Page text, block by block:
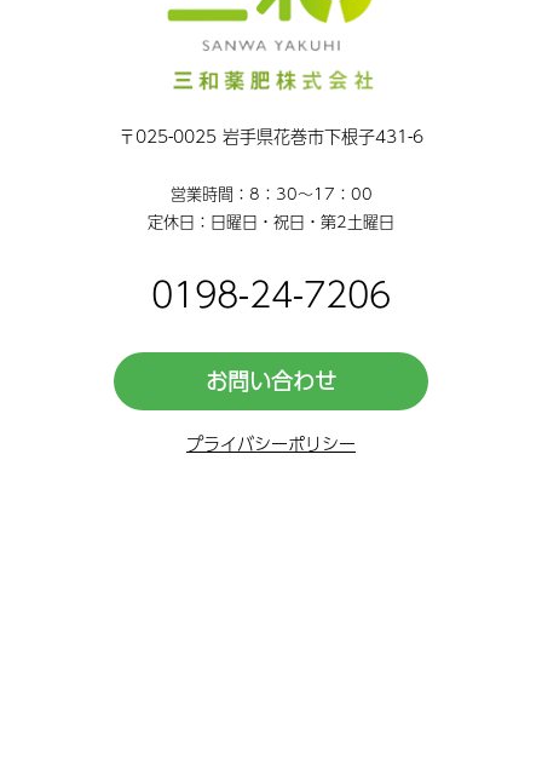
〒025-0025 岩手県花巻市下根子431-6
営業時間：8：30〜17：00
定休日：日曜日・祝日・第2土曜日
0198-24-7206
お問い合わせ
プライバシーポリシー